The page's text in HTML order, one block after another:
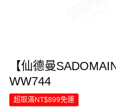
【仙德曼
WW744
超取滿NT$899免運